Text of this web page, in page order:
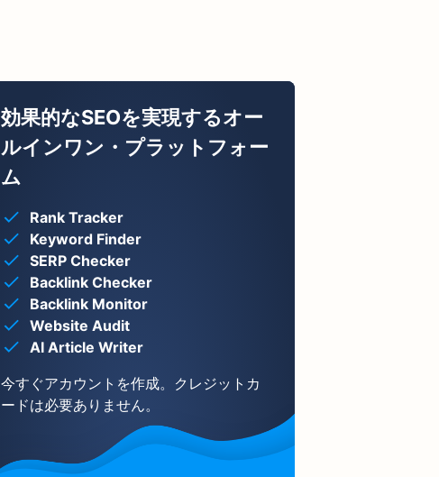
効果的なSEOを実現するオー
ルインワン・プラットフォー
ム
Rank Tracker
Keyword Finder
SERP Checker
Backlink Checker
Backlink Monitor
Website Audit
AI Article Writer
今すぐアカウントを作成。クレジットカ
ードは必要ありません。